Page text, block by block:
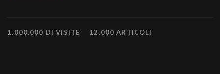
1.000.000 DI VISITE 12.000 ARTICOLI